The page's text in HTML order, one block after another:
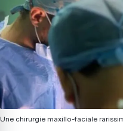
Une chirurgie maxillo-faciale